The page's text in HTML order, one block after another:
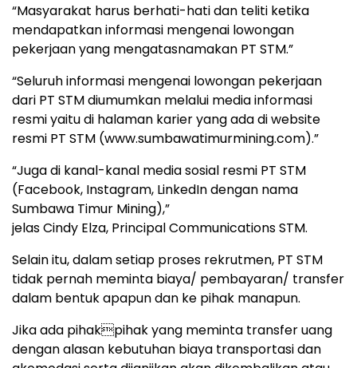
“Masyarakat harus berhati-hati dan teliti ketika
mendapatkan informasi mengenai lowongan
pekerjaan yang mengatasnamakan PT STM.”
“Seluruh informasi mengenai lowongan pekerjaan
dari PT STM diumumkan melalui media informasi
resmi yaitu di halaman karier yang ada di website
resmi PT STM (www.sumbawatimurmining.com).”
“Juga di kanal-kanal media sosial resmi PT STM
(Facebook, Instagram, LinkedIn dengan nama
Sumbawa Timur Mining),”
jelas Cindy Elza, Principal Communications STM.
Selain itu, dalam setiap proses rekrutmen, PT STM
tidak pernah meminta biaya/ pembayaran/ transfer
dalam bentuk apapun dan ke pihak manapun.
Jika ada pihakpihak yang meminta transfer uang
dengan alasan kebutuhan biaya transportasi dan